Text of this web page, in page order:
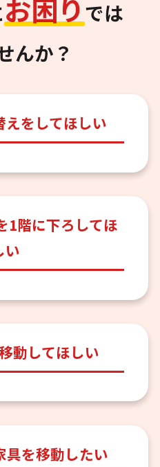
お困り では
んか？
をしてほしい
1階に下ろしてほ
い
動してほしい
具を移動したい